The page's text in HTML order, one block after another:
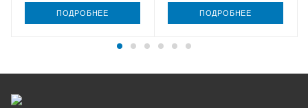
ПОДРОБНЕЕ ПОДРОБНЕЕ